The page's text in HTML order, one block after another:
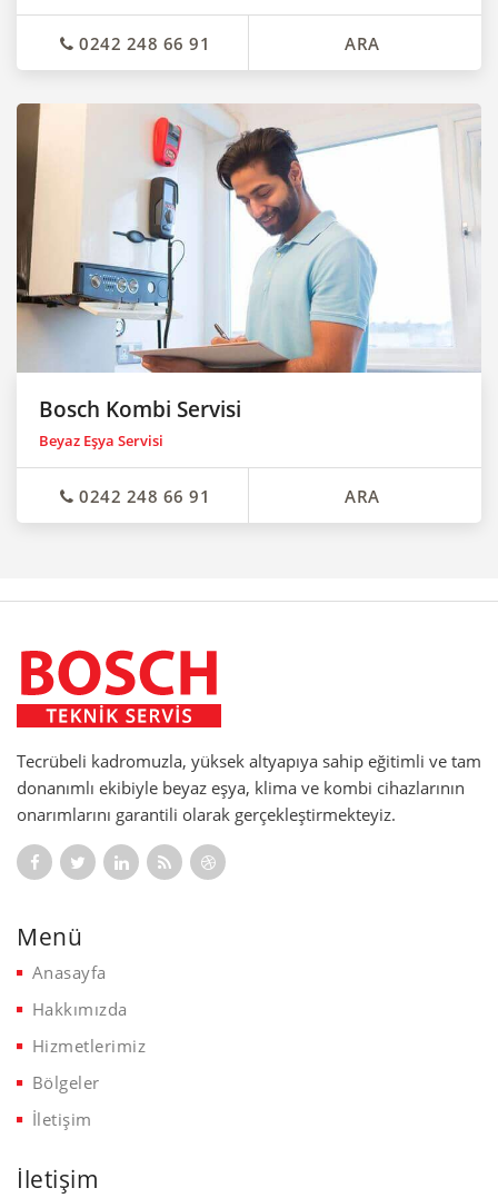
0242 248 66 91 ARA
Bosch Kombi Servisi
Beyaz Eşya Servisi
0242 248 66 91 ARA
Tecrübeli kadromuzla, yüksek altyapıya sahip eğitimli ve tam
donanımlı ekibiyle beyaz eşya, klima ve kombi cihazlarının
onarımlarını garantili olarak gerçekleştirmekteyiz.
Menü
Anasayfa
Hakkımızda
Hizmetlerimiz
Bölgeler
İletişim
İletişim